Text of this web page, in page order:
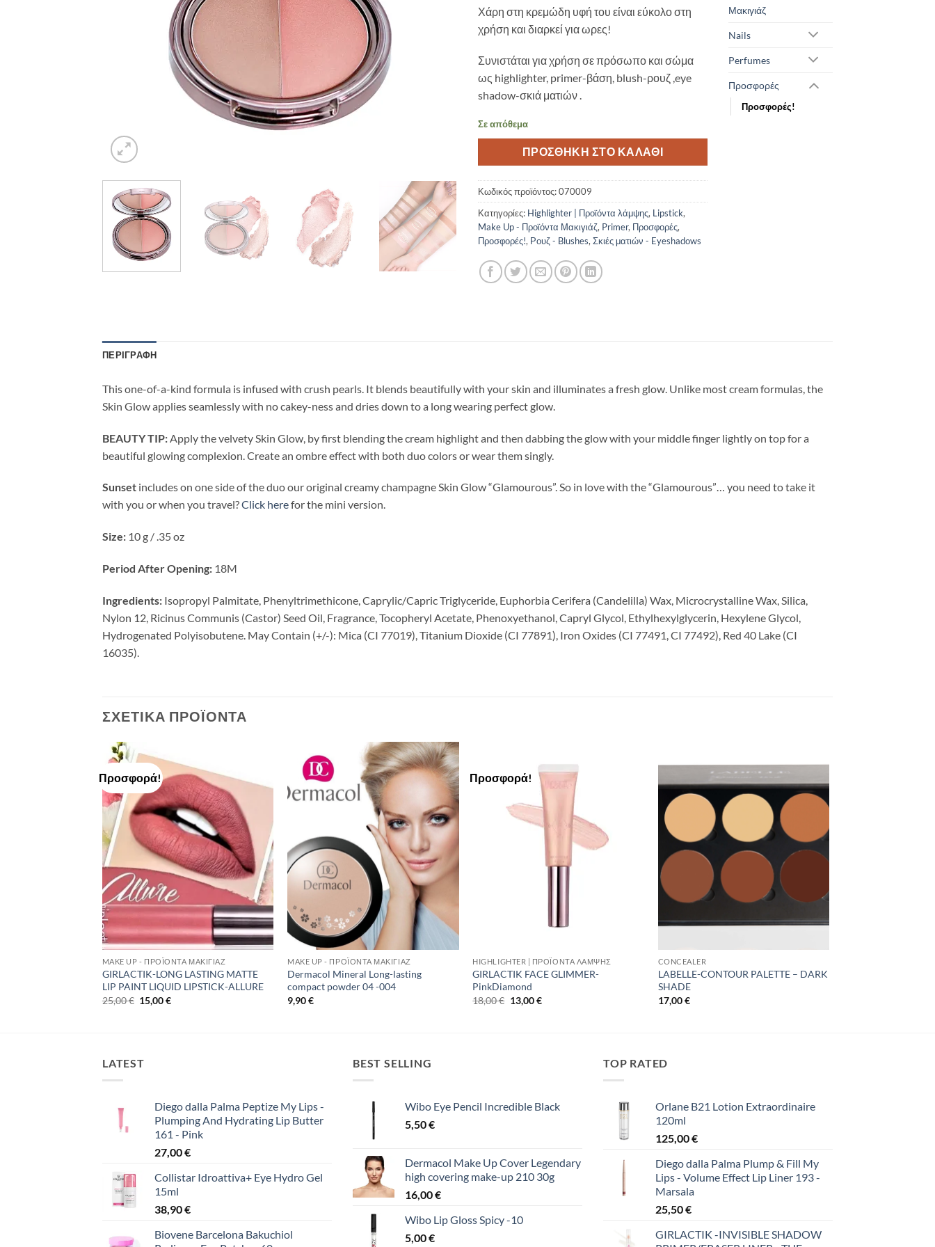
Χάρη στη κρεμώδη υφή του είναι εύκολο στη
χρήση και διαρκεί για ωρες!
Συνιστάται για χρήση σε πρόσωπο και σώμα
ως highlighter, primer-βάση, blush-ρουζ ,eye
shadow-σκιά ματιών .
Σε απόθεμα
ΠΡΟΣΘΉΚΗ ΣΤΟ ΚΑΛΆΘΙ
Κωδικός προϊόντος:070009
Κατηγορίες: Highlighter | Προϊόντα λάμψης, Lipstick,
Make Up - Προϊόντα Μακιγιάζ, Primer, Προσφορές,
Προσφορές!, Ρουζ - Blushes, Σκιές ματιών - Eyeshadows
Μακιγιάζ
Nails
Perfumes
Προσφορές
Προσφορές!
ΠΕΡΙΓΡΑΦΉ
This one-of-a-kind formula is infused with crush pearls. It blends beautifully with your skin and illuminates a fresh glow. Unlike most cream formulas, the
Skin Glow applies seamlessly with no cakey-ness and dries down to a long wearing perfect glow.
BEAUTY TIP: Apply the velvety Skin Glow, by first blending the cream highlight and then dabbing the glow with your middle finger lightly on top for a
beautiful glowing complexion. Create an ombre effect with both duo colors or wear them singly.
Sunset includes on one side of the duo our original creamy champagne Skin Glow “Glamourous”. So in love with the “Glamourous”… you need to take it
with you or when you travel?Click herefor the mini version.
Size: 10 g / .35 oz
Period After Opening: 18M
Ingredients: Isopropyl Palmitate, Phenyltrimethicone, Caprylic/Capric Triglyceride, Euphorbia Cerifera (Candelilla) Wax, Microcrystalline Wax, Silica,
Nylon 12, Ricinus Communis (Castor) Seed Oil, Fragrance, Tocopheryl Acetate, Phenoxyethanol, Capryl Glycol, Ethylhexylglycerin, Hexylene Glycol,
Hydrogenated Polyisobutene. May Contain (+/-): Mica (CI 77019), Titanium Dioxide (CI 77891), Iron Oxides (CI 77491, CI 77492), Red 40 Lake (CI
16035).
ΣΧΕΤΙΚΆ ΠΡΟΪΌΝΤΑ
Προσφορά!
Add to
MAKE UP - ΠΡΟΪΌΝΤΑ ΜΑΚΙΓΙΆΖ
GIRLACTIK-LONG LASTING MATTE
LIP PAINT LIQUID LIPSTICK-ALLURE
25,00€ Original
price
15,00€Η
Add to
MAKE UP - ΠΡΟΪΌΝΤΑ ΜΑΚΙΓΙΆΖ
Dermacol Mineral Long-lasting
compact powder 04 -004
9,90€
Προσφορά!
HIGHLIGHTER | ΠΡΟΪΌΝΤΑ ΛΆΜΨΗΣ
GIRLACTIK FACE GLIMMER-
PinkDiamond
18,00€ Original
price
13,00€Η
Wishlist
CONCEALER
LABELLE-CONTOUR PALETTE – DARK
SHADE
17,00€
LATEST
Diego dalla Palma Peptize My Lips -
Plumping And Hydrating Lip Butter
161 - Pink
27,00€
Collistar Idroattiva+ Eye Hydro Gel
15ml
38,90€
Biovene Barcelona Bakuchiol
BEST SELLING
Wibo Eye Pencil Incredible Black
5,50€
Dermacol Make Up Cover Legendary
high covering make-up 210 30g
16,00€
Wibo Lip Gloss Spicy -10
5,00€
TOP RATED
Orlane B21 Lotion Extraordinaire
120ml
125,00€
Diego dalla Palma Plump & Fill My
Lips - Volume Effect Lip Liner 193 -
Marsala
25,50€
GIRLACTIK -INVISIBLE SHADOW